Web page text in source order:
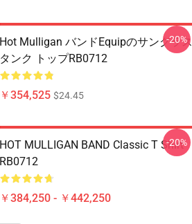
Hot Mulligan バンドEquipのサングラス
タンク トップRB0712
￥354,525 $24.45
-20%
HOT MULLIGAN BAND Classic T Shirt
RB0712
￥384,250 - ￥442,250
-20%